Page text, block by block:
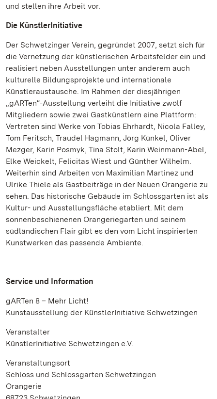
und stellen ihre Arbeit vor.
Die KünstlerInitiative
Der Schwetzinger Verein, gegründet 2007, setzt sich für
die Vernetzung der künstlerischen Arbeitsfelder ein und
realisiert neben Ausstellungen unter anderem auch
kulturelle Bildungsprojekte und internationale
Künstleraustausche. Im Rahmen der diesjährigen
„gARTen“-Ausstellung verleiht die Initiative zwölf
Mitgliedern sowie zwei Gastkünstlern eine Plattform:
Vertreten sind Werke von Tobias Ehrhardt, Nicola Falley,
Tom Feritsch, Traudel Hagmann, Jörg Künkel, Oliver
Mezger, Karin Posmyk, Tina Stolt, Karin Weinmann-Abel,
Elke Weickelt, Felicitas Wiest und Günther Wilhelm.
Weiterhin sind Arbeiten von Maximilian Martinez und
Ulrike Thiele als Gastbeiträge in der Neuen Orangerie zu
sehen. Das historische Gebäude im Schlossgarten ist als
Kultur- und Ausstellungsfläche etabliert. Mit dem
sonnenbeschienenen Orangeriegarten und seinem
südländischen Flair gibt es den vom Licht inspirierten
Kunstwerken das passende Ambiente.
Service und Information
gARTen 8 – Mehr Licht!
Kunstausstellung der KünstlerInitiative Schwetzingen
Veranstalter
KünstlerInitiative Schwetzingen e.V.
Veranstaltungsort
Schloss und Schlossgarten Schwetzingen
Orangerie